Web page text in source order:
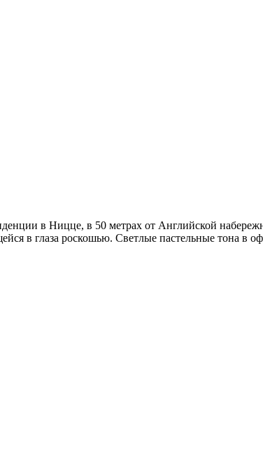
в Ницце, в 50 метрах от Английской
в глаза роскошью. Светлые пастельные тона в